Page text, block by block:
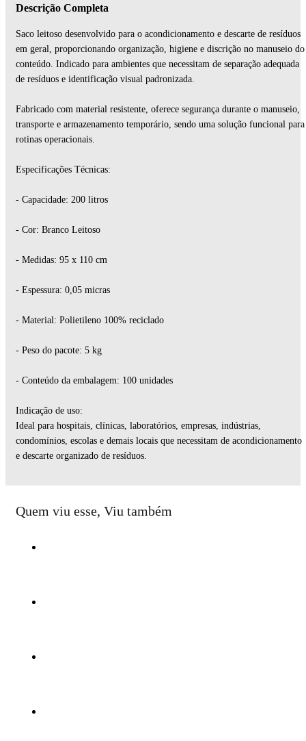
Descrição Completa
Saco leitoso desenvolvido para o acondicionamento e descarte de resíduos
em geral, proporcionando organização, higiene e discrição no manuseio do
conteúdo. Indicado para ambientes que necessitam de separação adequada
de resíduos e identificação visual padronizada.
Fabricado com material resistente, oferece segurança durante o manuseio,
transporte e armazenamento temporário, sendo uma solução funcional para
rotinas operacionais.
Especificações Técnicas:
- Capacidade: 200 litros
- Cor: Branco Leitoso
- Medidas: 95 x 110 cm
- Espessura: 0,05 micras
- Material: Polietileno 100% reciclado
- Peso do pacote: 5 kg
- Conteúdo da embalagem: 100 unidades
Indicação de uso:
Ideal para hospitais, clínicas, laboratórios, empresas, indústrias,
condomínios, escolas e demais locais que necessitam de acondicionamento
e descarte organizado de resíduos.
Quem viu esse, Viu também